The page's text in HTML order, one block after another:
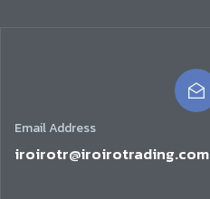
Email Address
iroirotr@iroirotrading.com